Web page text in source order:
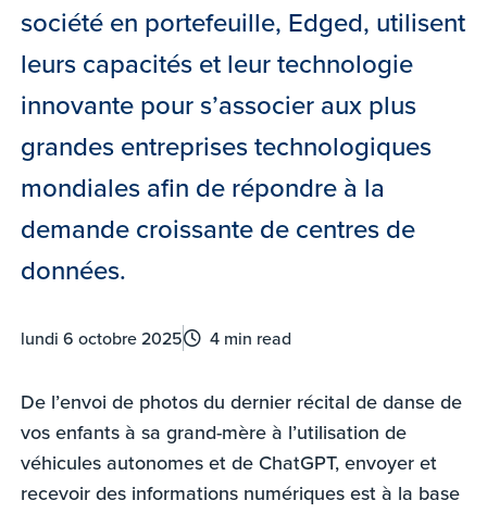
société en portefeuille, Edged, utilisent
leurs capacités et leur technologie
innovante pour s’associer aux plus
grandes entreprises technologiques
mondiales afin de répondre à la
demande croissante de centres de
données.
lundi 6 octobre 2025 4 min read
De l’envoi de photos du dernier récital de danse de
vos enfants à sa grand-mère à l’utilisation de
véhicules autonomes et de ChatGPT, envoyer et
recevoir des informations numériques est à la base